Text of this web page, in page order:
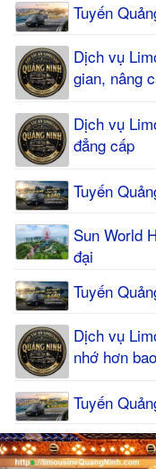
Tuyến
Dịch vụ
gian, nâng
Dịch vụ
đẳng cấp
Tuyến
Sun World
đại
Tuyến
Dịch vụ
nhớ hơn
Tuyến